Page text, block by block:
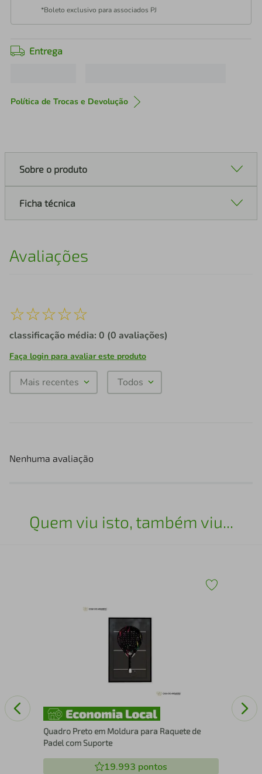
*Boleto exclusivo para associados PJ
Entrega
Política de Trocas e Devolução
Sobre o produto
Ficha técnica
Avaliações
☆☆☆☆☆
classificação média: 0 (0 avaliações)
Faça login para avaliar este produto
Mais recentes Todos
Nenhuma avaliação
Quem viu isto, também viu...
Quadro Preto em Moldura para Raquete de
Padel com Suporte
19.993 pontos